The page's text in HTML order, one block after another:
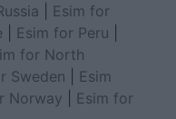
Esim for
Esim for Peru
for North
Sweden
Esim
Norway
Esim for